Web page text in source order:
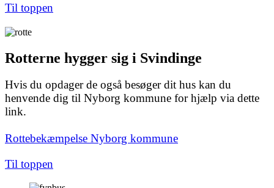
Til toppen
Rotterne hygger sig i Svindinge
Hvis du opdager de også besøger dit hus kan du
henvende dig til Nyborg kommune for hjælp via dette
link.
Rottebekæmpelse Nyborg kommune
Til toppen